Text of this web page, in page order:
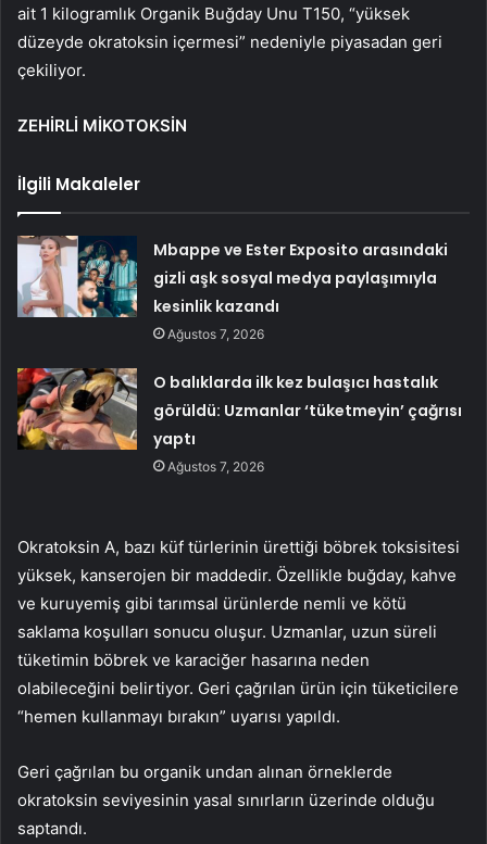
ait 1 kilogramlık Organik Buğday Unu T150, “yüksek
düzeyde okratoksin içermesi” nedeniyle piyasadan geri
çekiliyor.
ZEHİRLİ MİKOTOKSİN
İlgili Makaleler
Mbappe ve Ester Exposito arasındaki
gizli aşk sosyal medya paylaşımıyla
kesinlik kazandı
Ağustos 7, 2026
O balıklarda ilk kez bulaşıcı hastalık
görüldü: Uzmanlar ‘tüketmeyin’ çağrısı
yaptı
Ağustos 7, 2026
Okratoksin A, bazı küf türlerinin ürettiği böbrek toksisitesi
yüksek, kanserojen bir maddedir. Özellikle buğday, kahve
ve kuruyemiş gibi tarımsal ürünlerde nemli ve kötü
saklama koşulları sonucu oluşur. Uzmanlar, uzun süreli
tüketimin böbrek ve karaciğer hasarına neden
olabileceğini belirtiyor. Geri çağrılan ürün için tüketicilere
“hemen kullanmayı bırakın” uyarısı yapıldı.
Geri çağrılan bu organik undan alınan örneklerde
okratoksin seviyesinin yasal sınırların üzerinde olduğu
saptandı.